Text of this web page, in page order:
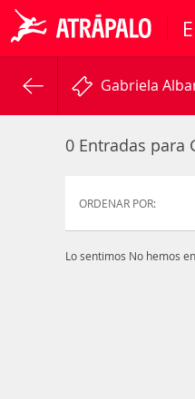
Gabriela
0 Entradas para
ORDENAR POR:
Lo sentimos No hemos